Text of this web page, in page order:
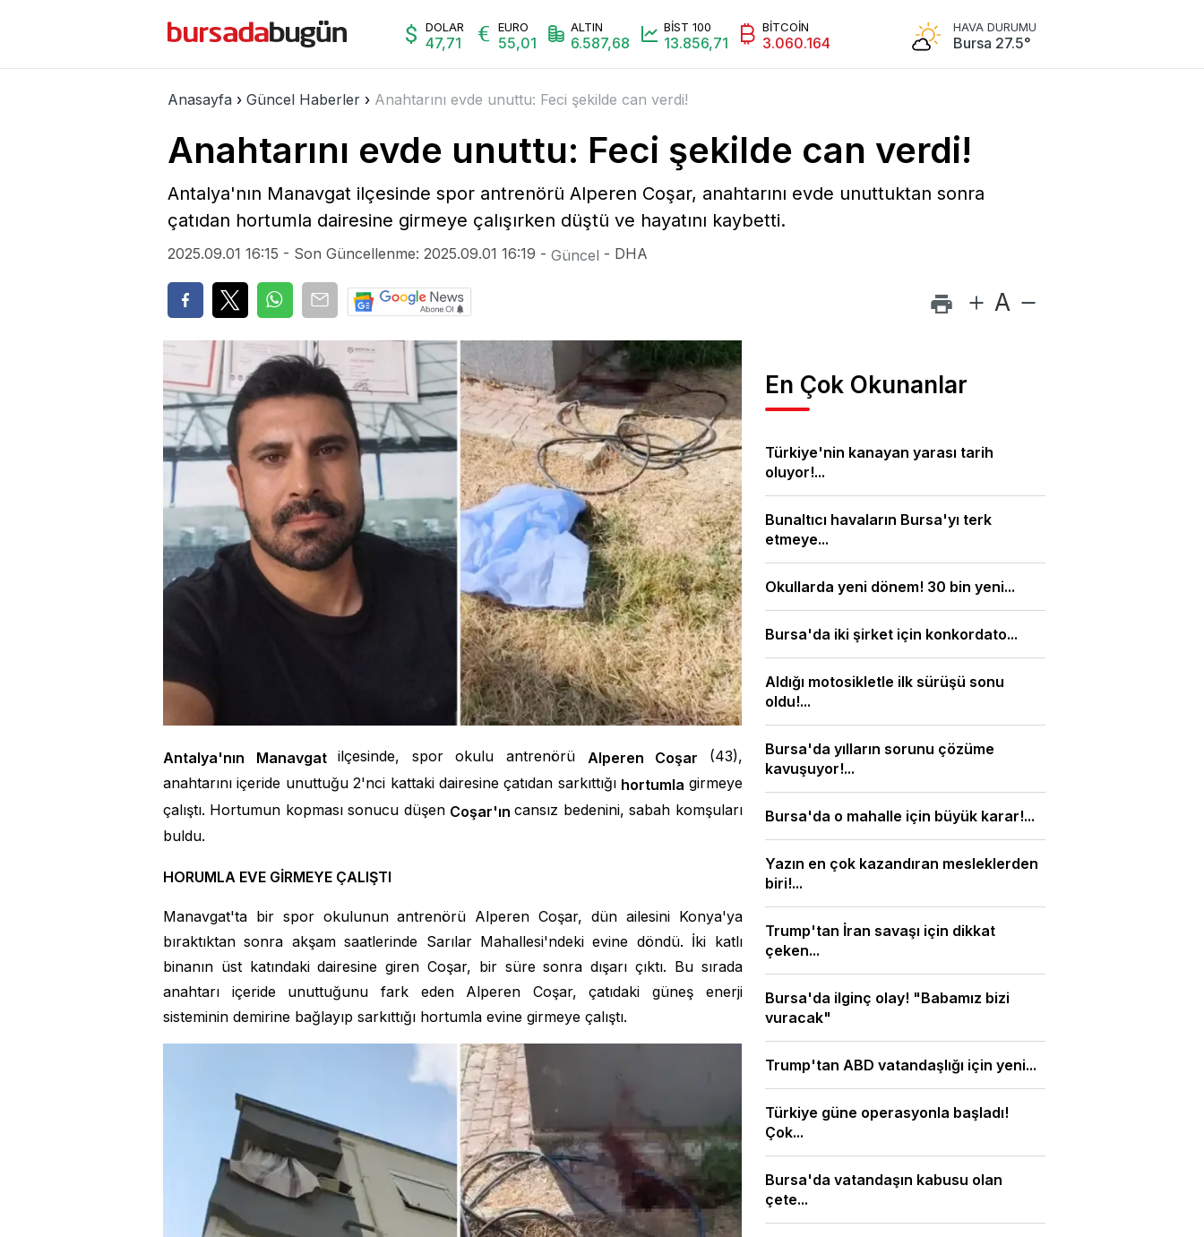
DOLAR
47,71
EURO
55,01
ALTIN
6.587,68
BİST 100
13.856,71
BİTCOİN
3.060.164
HAVA DURUMU
Bursa 27.5°
Bursa Bölge Spor Magazin Radyo Bursada Bugün Video Galeri Yazarlar
Anasayfa › Güncel Haberler › Anahtarını evde unuttu: Feci şekilde can verdi!
Anahtarını evde unuttu: Feci şekilde can verdi!
Antalya'nın Manavgat ilçesinde spor antrenörü Alperen Coşar, anahtarını evde unuttuktan sonra
çatıdan hortumla dairesine girmeye çalışırken düştü ve hayatını kaybetti.
2025.09.01 16:15 - Son Güncellenme: 2025.09.01 16:19 - Güncel - DHA
A
Antalya'nın Manavgatilçesinde, spor okulu antrenörü Alperen Coşar (43),
anahtarını içeride unuttuğu 2'nci kattaki dairesine çatıdan sarkıttığı hortumla girmeye
çalıştı. Hortumun kopması sonucu düşen Coşar'ıncansız bedenini, sabah komşuları
buldu.
HORUMLA EVE GİRMEYE ÇALIŞTI
Manavgat'ta bir spor okulunun antrenörü Alperen Coşar, dün ailesini Konya'ya
bıraktıktan sonra akşam saatlerinde Sarılar Mahallesi'ndeki evine döndü. İki katlı
binanın üst katındaki dairesine giren Coşar, bir süre sonra dışarı çıktı. Bu sırada
anahtarı içeride unuttuğunu fark eden Alperen Coşar, çatıdaki güneş enerji
sisteminin demirine bağlayıp sarkıttığı hortumla evine girmeye çalıştı.
En Çok Okunanlar
Türkiye'nin kanayan yarası tarih
oluyor!...
Bunaltıcı havaların Bursa'yı terk
etmeye...
Okullarda yeni dönem! 30 bin yeni...
Bursa'da iki şirket için konkordato...
Aldığı motosikletle ilk sürüşü sonu
oldu!...
Bursa'da yılların sorunu çözüme
kavuşuyor!...
Bursa'da o mahalle için büyük karar!...
Yazın en çok kazandıran mesleklerden
biri!...
Trump'tan İran savaşı için dikkat
çeken...
Bursa'da ilginç olay! "Babamız bizi
vuracak"
Trump'tan ABD vatandaşlığı için yeni...
Türkiye güne operasyonla başladı!
Çok...
Bursa'da vatandaşın kabusu olan
çete...